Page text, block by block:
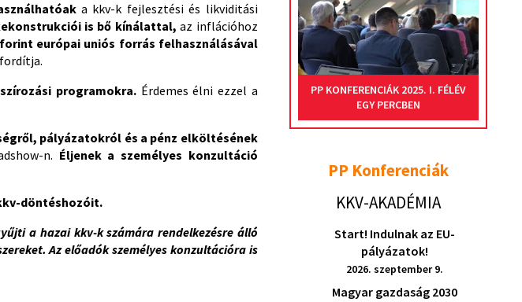
a kkv-k fejlesztési és likviditási
is bő kínálattal,az inflációhoz
európai uniós forrás felhasználásával
programokra. Érdemes élni ezzel a
pályázatokról és a pénz elköltésének
n. Éljenek a személyes konzultáció
döntéshozóit.
a hazai kkv-k számára rendelkezésre álló
Az előadók személyes konzultációra is
PP KONFERENCIÁK 2025. I. FÉLÉV
EGY PERCBEN
PP Konferenciák
KKV-AKADÉMIA
Start! Indulnak az EU-
pályázatok!
2026. szeptember 9.
Magyar gazdaság 2030